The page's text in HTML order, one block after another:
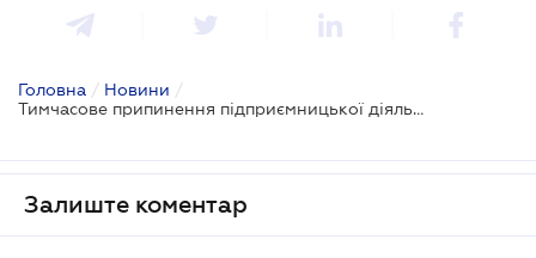
Головна / Новини /
Тимчасове припинення підприємницької діяльності не передбачено законодавством - ДПС
Залиште коментар